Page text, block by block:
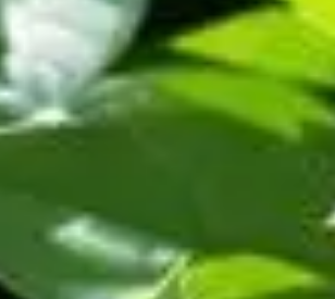
souhaitent souvent voir leur jardin
à obtenir un dipladénia en pleine
parfois négligées, entraînant des
estivale.